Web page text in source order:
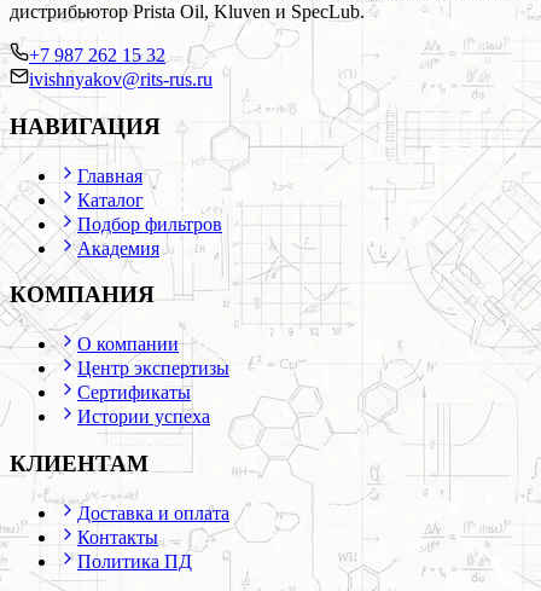
дистрибьютор Prista Oil, Kluven и SpecLub.
+7 987 262 15 32
ivishnyakov@rits-rus.ru
НАВИГАЦИЯ
Главная
Каталог
Подбор фильтров
Академия
КОМПАНИЯ
О компании
Центр экспертизы
Сертификаты
Истории успеха
КЛИЕНТАМ
Доставка и оплата
Контакты
Политика ПД